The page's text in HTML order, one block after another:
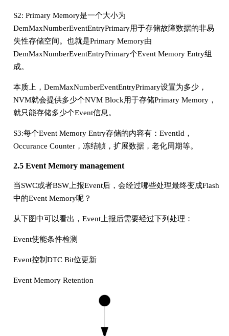
S2: Primary Memory是一个大小为
DemMaxNumberEventEntryPrimary用于存储故障数据的非易
失性存储空间。也就是Primary Memory由
DemMaxNumberEventEntryPrimary个Event Memory Entry组
成。
本质上，DemMaxNumberEventEntryPrimary设置为多少，
NVM就会提供多少个NVM Block用于存储Primary Memory，
就只能存储多少个Event信息。
S3:每个Event Memory Entry存储的内容有：EventId，
Occurance Counter，冻结帧，扩展数据，老化周期等。
2.5 Event Memory management
当SWC或者BSW上报Event后，会经过哪些处理最终变成Flash
中的Event Memory呢？
从下图中可以看出，Event上报后需要经过下列处理：
Event使能条件检测
Event控制DTC Bit位更新
Event Memory Retention